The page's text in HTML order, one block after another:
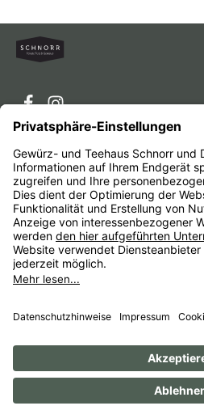
Service-Hotline
Service
Unternehmen
Alle Preise inkl. gesetzl.
anders
© 1956 - 2026 Gewürz- und
ImpressumAGB